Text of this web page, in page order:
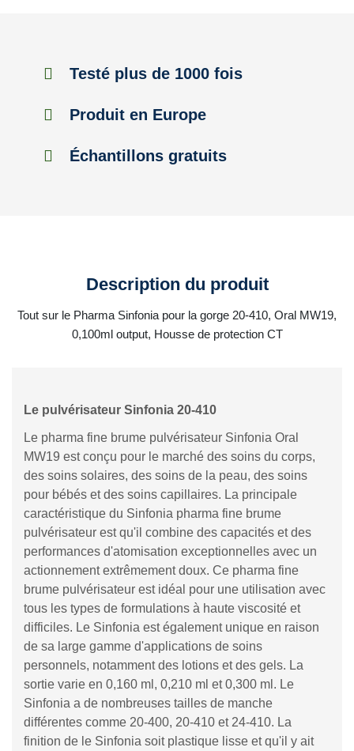
Testé plus de 1000 fois
Produit en Europe
Échantillons gratuits
Description du produit
Tout sur le Pharma Sinfonia pour la gorge 20-410, Oral MW19,
0,100ml output, Housse de protection CT
Le pulvérisateur Sinfonia 20-410
Le pharma fine brume pulvérisateur Sinfonia Oral
MW19 est conçu pour le marché des soins du corps,
des soins solaires, des soins de la peau, des soins
pour bébés et des soins capillaires. La principale
caractéristique du Sinfonia pharma fine brume
pulvérisateur est qu'il combine des capacités et des
performances d'atomisation exceptionnelles avec un
actionnement extrêmement doux. Ce pharma fine
brume pulvérisateur est idéal pour une utilisation avec
tous les types de formulations à haute viscosité et
difficiles. Le Sinfonia est également unique en raison
de sa large gamme d'applications de soins
personnels, notamment des lotions et des gels. La
sortie varie en 0,160 ml, 0,210 ml et 0,300 ml. Le
Sinfonia a de nombreuses tailles de manche
différentes comme 20-400, 20-410 et 24-410. La
finition de le Sinfonia soit plastique lisse et qu'il y ait